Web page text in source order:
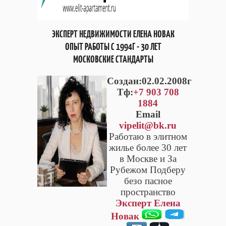
ЭКСПЕРТ НЕДВИЖИМОСТИ ЕЛЕНА НОВАК
ОПЫТ РАБОТЫ С 1994Г - 30 ЛЕТ
МОСКОВСКИЕ СТАНДАРТЫ
Cоздан:02.02.2008г
Тф:+7 903 708
1884
Email
vipelit@bk.ru
Работаю в элитном
жилье более 30 лет
в Москве и За
Рубежом Подберу
безо пасное
пространство
Эксперт Елена
Новак